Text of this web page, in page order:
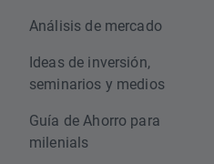
Análisis de mercado
Ideas de inversión,
seminarios y medios
Guía de Ahorro para
milenials